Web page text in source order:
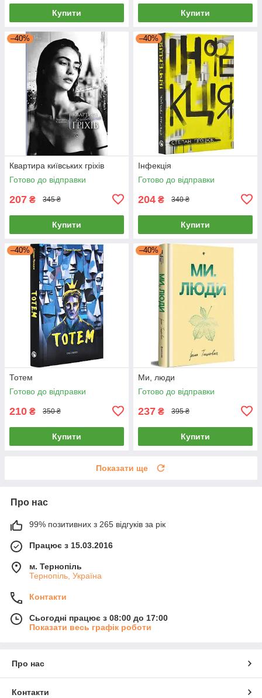
Купити Купити
–40%
Квартира київських гріхів
Готово до відправки
207 ₴ 345 ₴
Купити
–40%
Інфекція
Готово до відправки
204 ₴ 340 ₴
Купити
–40%
Тотем
Готово до відправки
210 ₴ 350 ₴
Купити
–40%
Ми, люди
Готово до відправки
237 ₴ 395 ₴
Купити
Показати ще
Про нас
99% позитивних з 265 відгуків за рік
Працює з 15.03.2016
м. Тернопіль
Тернопіль, Україна
Контакти
Сьогодні працює з 08:00 до 17:00
Показати весь графік роботи
Про нас
Контакти